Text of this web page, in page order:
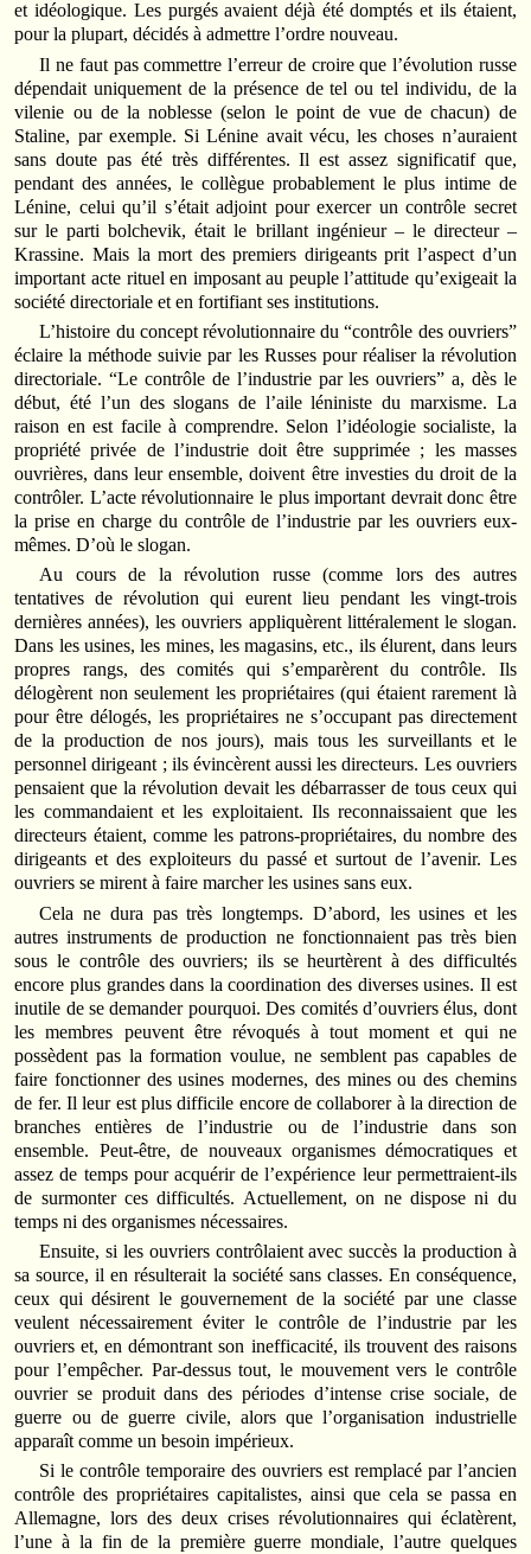
et idéologique. Les purgés avaient déjà été domptés et ils étaient,
pour la plupart, décidés à admettre l’ordre nouveau.
Il ne faut pas commettre l’erreur de croire que l’évolution russe
dépendait uniquement de la présence de tel ou tel individu, de la
vilenie ou de la noblesse (selon le point de vue de chacun) de
Staline, par exemple. Si Lénine avait vécu, les choses n’auraient
sans doute pas été très différentes. Il est assez significatif que,
pendant des années, le collègue probablement le plus intime de
Lénine, celui qu’il s’était adjoint pour exercer un contrôle secret
sur le parti bolchevik, était le brillant ingénieur – le directeur –
Krassine. Mais la mort des premiers dirigeants prit l’aspect d’un
important acte rituel en imposant au peuple l’attitude qu’exigeait la
société directoriale et en fortifiant ses institutions.
L’histoire du concept révolutionnaire du “contrôle des ouvriers”
éclaire la méthode suivie par les Russes pour réaliser la révolution
directoriale. “Le contrôle de l’industrie par les ouvriers” a, dès le
début, été l’un des slogans de l’aile léniniste du marxisme. La
raison en est facile à comprendre. Selon l’idéologie socialiste, la
propriété privée de l’industrie doit être supprimée ; les masses
ouvrières, dans leur ensemble, doivent être investies du droit de la
contrôler. L’acte révolutionnaire le plus important devrait donc être
la prise en charge du contrôle de l’industrie par les ouvriers eux-
mêmes. D’où le slogan.
Au cours de la révolution russe (comme lors des autres
tentatives de révolution qui eurent lieu pendant les vingt-trois
dernières années), les ouvriers appliquèrent littéralement le slogan.
Dans les usines, les mines, les magasins, etc., ils élurent, dans leurs
propres rangs, des comités qui s’emparèrent du contrôle. Ils
délogèrent non seulement les propriétaires (qui étaient rarement là
pour être délogés, les propriétaires ne s’occupant pas directement
de la production de nos jours), mais tous les surveillants et le
personnel dirigeant ; ils évincèrent aussi les directeurs. Les ouvriers
pensaient que la révolution devait les débarrasser de tous ceux qui
les commandaient et les exploitaient. Ils reconnaissaient que les
directeurs étaient, comme les patrons-propriétaires, du nombre des
dirigeants et des exploiteurs du passé et surtout de l’avenir. Les
ouvriers se mirent à faire marcher les usines sans eux.
Cela ne dura pas très longtemps. D’abord, les usines et les
autres instruments de production ne fonctionnaient pas très bien
sous le contrôle des ouvriers; ils se heurtèrent à des difficultés
encore plus grandes dans la coordination des diverses usines. Il est
inutile de se demander pourquoi. Des comités d’ouvriers élus, dont
les membres peuvent être révoqués à tout moment et qui ne
possèdent pas la formation voulue, ne semblent pas capables de
faire fonctionner des usines modernes, des mines ou des chemins
de fer. Il leur est plus difficile encore de collaborer à la direction de
branches entières de l’industrie ou de l’industrie dans son
ensemble. Peut-être, de nouveaux organismes démocratiques et
assez de temps pour acquérir de l’expérience leur permettraient-ils
de surmonter ces difficultés. Actuellement, on ne dispose ni du
temps ni des organismes nécessaires.
Ensuite, si les ouvriers contrôlaient avec succès la production à
sa source, il en résulterait la société sans classes. En conséquence,
ceux qui désirent le gouvernement de la société par une classe
veulent nécessairement éviter le contrôle de l’industrie par les
ouvriers et, en démontrant son inefficacité, ils trouvent des raisons
pour l’empêcher. Par-dessus tout, le mouvement vers le contrôle
ouvrier se produit dans des périodes d’intense crise sociale, de
guerre ou de guerre civile, alors que l’organisation industrielle
apparaît comme un besoin impérieux.
Si le contrôle temporaire des ouvriers est remplacé par l’ancien
contrôle des propriétaires capitalistes, ainsi que cela se passa en
Allemagne, lors des deux crises révolutionnaires qui éclatèrent,
l’une à la fin de la première guerre mondiale, l’autre quelques